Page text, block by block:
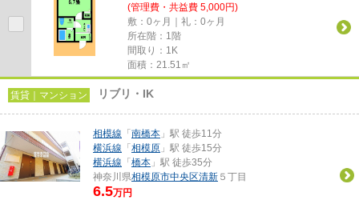
(管理費・共益費 5,000円)
敷：0ヶ月｜礼：0ヶ月
所在階：1階
間取り：1K
面積：21.51㎡
賃貸｜マンション リブリ・IK
相模線 「 南橋本 」駅 徒歩11分
横浜線 「 相模原 」駅 徒歩15分
横浜線 「 橋本 」駅 徒歩35分
神奈川県相模原市中央区清新 ５丁目
6.5万円